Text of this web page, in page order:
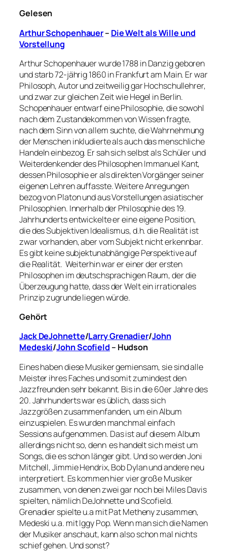
Gelesen
Arthur Schopenhauer– Die Welt als Wille und
Vorstellung
Arthur Schopenhauer wurde 1788 in Danzig geboren
und starb 72-jährig 1860 in Frankfurt am Main. Er war
Philosoph, Autor und zeitweilig gar Hochschullehrer,
und zwar zur gleichen Zeit wie Hegel in Berlin.
Schopenhauer entwarf eine Philosophie, die sowohl
nach dem Zustandekommen von Wissen fragte,
nach dem Sinn von allem suchte, die Wahrnehmung
der Menschen inkludierte als auch das menschliche
Handeln einbezog. Er sah sich selbst als Schüler und
Weiterdenkender des Philosophen Immanuel Kant,
dessen Philosophie er als direkten Vorgänger seiner
eigenen Lehren auffasste. Weitere Anregungen
bezog von Platon und aus Vorstellungen asiatischer
Philosophien. Innerhalb der Philosophie des 19.
Jahrhunderts entwickelte er eine eigene Position,
die des Subjektiven Idealismus, d.h. die Realität ist
zwar vorhanden, aber vom Subjekt nicht erkennbar.
Es gibt keine subjektunabhängige Perspektive auf
die Realität. Weiterhin war er einer der ersten
Philosophen im deutschsprachigen Raum, der die
Überzeugung hatte, dass der Welt ein irrationales
Prinzip zugrunde liegen würde.
Gehört
Jack DeJohnette/Larry Grenadier/John
Medeski/John Scofield – Hudson
Eines haben diese Musiker gemiensam, sie sind alle
Meister ihres Faches und somit zumindest den
Jazzfreunden sehr bekannt. Bis in die 60er Jahre des
20. Jahrhunderts war es üblich, dass sich
Jazzgrößen zusammenfanden, um ein Album
einzuspielen. Es wurden manchmal einfach
Sessions aufgenommen. Das ist auf diesem Album
allerdings nicht so, denn es handelt sich meist um
Songs, die es schon länger gibt. Und so werden Joni
Mitchell, Jimmie Hendrix, Bob Dylan und andere neu
interpretiert. Es kommen hier vier große Musiker
zusammen, von denen zwei gar noch bei Miles Davis
spielten, nämlich DeJohnette und Scofield.
Grenadier spielte u.a mit Pat Metheny zusammen,
Medeski u.a. mit Iggy Pop. Wenn man sich die Namen
der Musiker anschaut, kann also schon mal nichts
schief gehen. Und sonst?